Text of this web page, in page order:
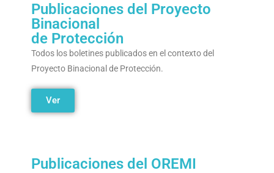
Publicaciones del Proyecto
Binacional
de Protección
Todos los boletines publicados en el contexto del
Proyecto Binacional de Protección.
Ver
Publicaciones del OREMI